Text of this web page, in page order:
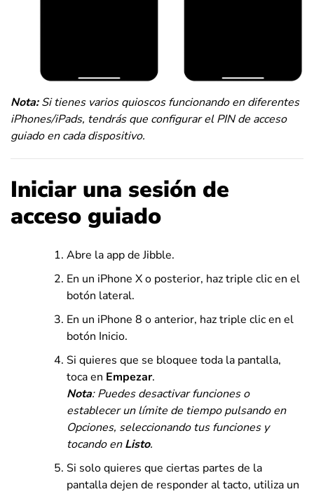
Nota:Si tienes varios quioscos funcionando en diferentes
iPhones/iPads, tendrás que configurar el PIN de acceso
guiado en cada dispositivo.
Iniciar una sesión de
acceso guiado
Abre la app de Jibble.
En un iPhone X o posterior, haz triple clic en el
botón lateral.
En un iPhone 8 o anterior, haz triple clic en el
botón Inicio.
Si quieres que se bloquee toda la pantalla,
toca en Empezar.
Nota: Puedes desactivar funciones o
establecer un límite de tiempo pulsando en
Opciones, seleccionando tus funciones y
tocando enListo.
Si solo quieres que ciertas partes de la
pantalla dejen de responder al tacto, utiliza un